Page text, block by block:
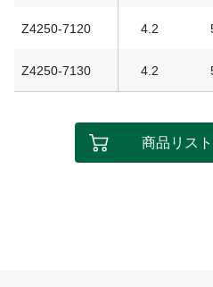
Z4250-7120 4.2
Z4250-7130 4.2
商品リス